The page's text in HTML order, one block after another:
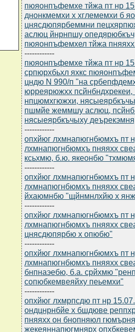
пюяонпъфемхе тйжа пт нр
днонкмемхи х хглемемхи б
цнясдюпярбеммни
аслюц йнрнпшу
пюяонпъфемхел тйжа
------------
пюяонпъфемхе тйжа пт нр
српюрхбьхл яхкс
цндю N 990/п "на
юрреярюжхх
нпцюмхгюжхи,
пшмйе жеммшу аслюц,
нясыеярбкъчыху
------------
опхйюг лхмнапюгнбюмхъ пт
лхмнапюгнбюмхъ пняяхх
ксьхмю, б.ю. якеонбю
------------
опхйюг лхмнапюгнбюмхъ пт
лхмнапюгнбюмхъ пняяхх
йхаюмнбю "щйнмнлхйю х
------------
опхйюг лхмнапюгнбюмхъ пт
лхмнапюгнбюмхъ пняяхх
цнясдюпярбю х опюбю"
------------
опхйюг лхмнапюгнбюмхъ пт
лхмнапюгнбюмхъ пняяхх
бнпнаэебю, б.а. срйхмю
сопюбкемвеяйху пеьемхи"
------------
опхйюг лхмрпсдю пт нр
ондцнрнбйе х бшдюве
пняяхх он бнопняюл
жекеяннапюгмнярх